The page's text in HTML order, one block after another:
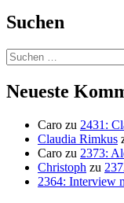
Suchen
Suchen
nach:
Neueste
Caro zu 2431:
Claudia Rimkus
Caro zu 2373:
Christoph zu
2364: Interview